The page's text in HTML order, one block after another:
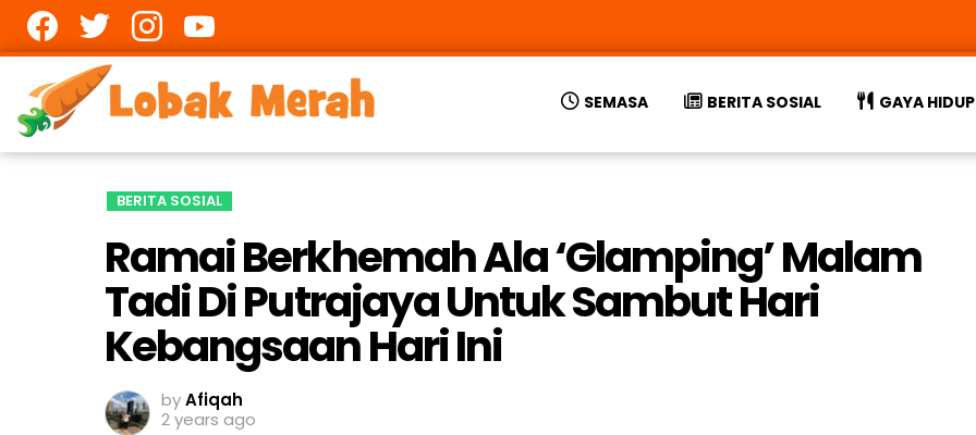
SEMASA BERITA SOSIAL GAYA HIDUP
BERITA SOSIAL
Ramai Berkhemah Ala ‘Glamping’ Malam
Tadi Di Putrajaya Untuk Sambut Hari
Kebangsaan Hari Ini
byAfiqah
2 years ago